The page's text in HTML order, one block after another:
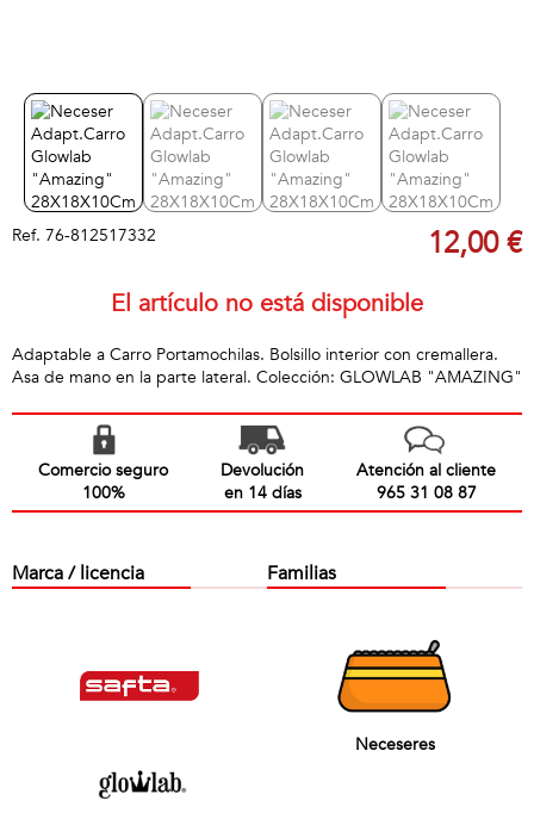
Ref. 76-812517332 12,00 €
El artículo no está disponible
Adaptable a Carro Portamochilas. Bolsillo interior con cremallera.
Asa de mano en la parte lateral. Colección: GLOWLAB "AMAZING"
Comercio seguro
100%
Devolución
en 14 días
Atención al cliente
965 31 08 87
Marca / licencia Familias
Neceseres